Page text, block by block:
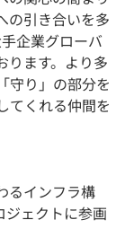
の引き合いを多
企業グローバ
ります。より多
守り」の部分を
てくれる仲間を
るインフラ構
ェクトに参画